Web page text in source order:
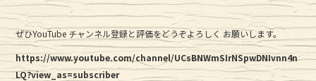
ぜひYouTube チャンネル登録と評価をどうぞよろしく お願いします。
https://www.youtube.com/channel/UCsBNWmSIrNSpwDNIvnn4n
LQ?view_as=subscriber